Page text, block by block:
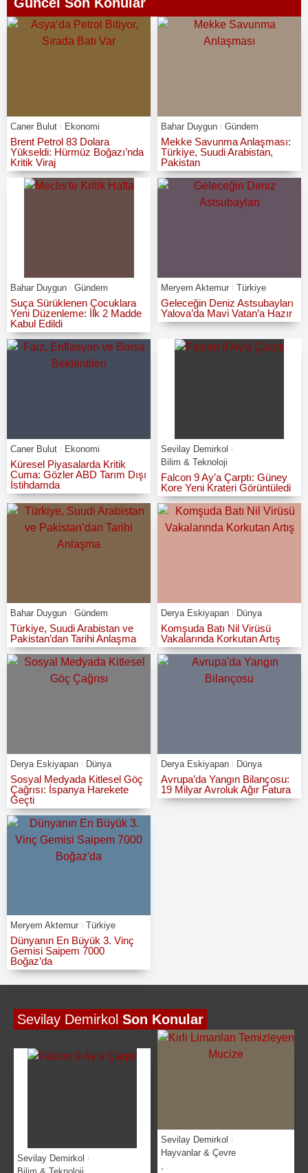
Caner Bulut Ekonomi
Brent Petrol 83 Dolara
Yükseldi: Hürmüz Boğazı’nda
Kritik Viraj
Bahar Duygun Gündem
Mekke Savunma Anlaşması:
Türkiye, Suudi Arabistan,
Pakistan
Bahar Duygun Gündem
Suça Sürüklenen Çocuklara
Yeni Düzenleme: İlk 2 Madde
Kabul Edildi
Meryem Aktemur Türkiye
Geleceğin Deniz Astsubayları
Yalova’da Mavi Vatan’a Hazır
Caner Bulut Ekonomi
Küresel Piyasalarda Kritik
Cuma: Gözler ABD Tarım Dışı
İstihdamda
Sevilay Demirkol
Bilim & Teknoloji
Falcon 9 Ay’a Çarptı: Güney
Kore Yeni Krateri Görüntüledi
Bahar Duygun Gündem
Türkiye, Suudi Arabistan ve
Pakistan’dan Tarihi Anlaşma
Derya Eskiyapan Dünya
Komşuda Batı Nil Virüsü
Vakalarında Korkutan Artış
Derya Eskiyapan Dünya
Sosyal Medyada Kitlesel Göç
Çağrısı: İspanya Harekete
Geçti
Derya Eskiyapan Dünya
Avrupa’da Yangın Bilançosu:
19 Milyar Avroluk Ağır Fatura
Meryem Aktemur Türkiye
Dünyanın En Büyük 3. Vinç
Gemisi Saipem 7000
Boğaz’da
Sevilay Demirkol Son Konular
Sevilay Demirkol
Sevilay Demirkol
Hayvanlar & Çevre
,